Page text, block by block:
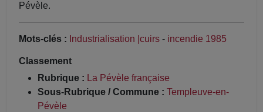
Pévèle.
Mots-clés : Industrialisation |cuirs - incendie 1985
Classement
Rubrique : La Pévèle française
Sous-Rubrique / Commune : Templeuve-en-
Pévèle